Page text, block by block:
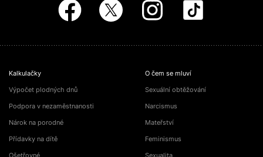
Kalkulačky
Výpočet plodných dnů
Podpora v nezaměstnanosti
Nárok na porodné
Přídavky na dítě
Ošetřovné
O čem se mluví
Sexuální obtěžování
Narcismus
Mateřství
Feminismus
Sexualita